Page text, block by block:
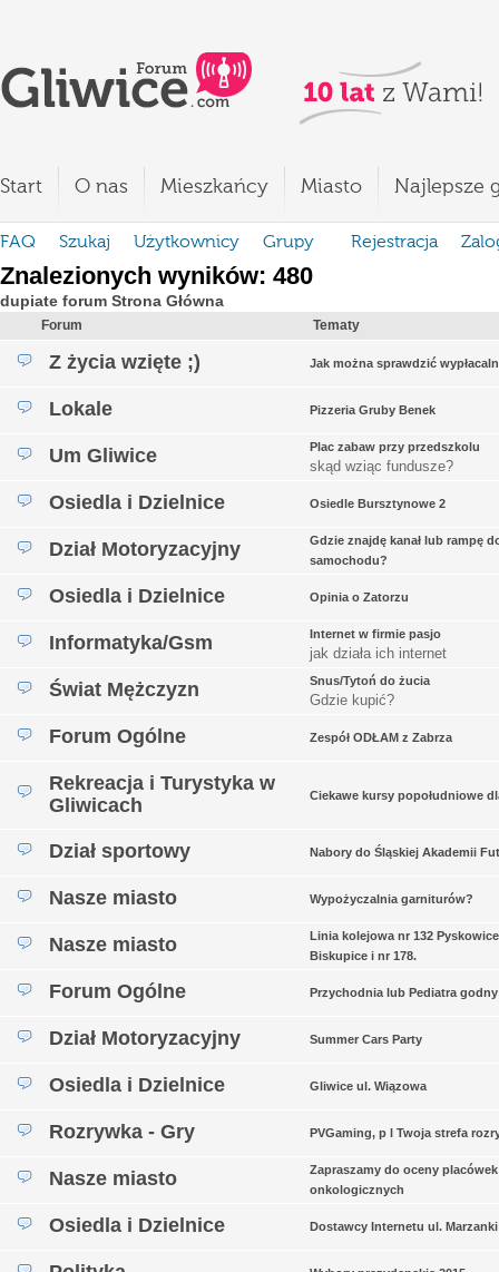
Start O nas Mieszkańcy Miasto Najlepsze
FAQ Szukaj Użytkownicy Grupy Rejestracja
Znalezionych wyników: 480
dupiate forum Strona Główna
Forum Tematy
Z życia wzięte ;) Jak można sprawdzić
Lokale Pizzeria Gruby Benek
Um Gliwice Plac zabaw przy przedszkolu
skąd wziąc fundusze?
Osiedla i Dzielnice Osiedle Bursztynowe 2
Dział Motoryzacyjny
Gdzie znajdę kanał lub rampę
samochodu?
Osiedla i Dzielnice Opinia o Zatorzu
Informatyka/Gsm Internet w firmie pasjo
jak działa ich internet
Świat Mężczyzn Snus/Tytoń do żucia
Gdzie kupić?
Forum Ogólne Zespół ODŁAM z Zabrza
Rekreacja i Turystyka w
Gliwicach
Ciekawe kursy popołudniowe
Dział sportowy Nabory do Śląskiej Akademii
Nasze miasto Wypożyczalnia garniturów?
Nasze miasto
Linia kolejowa nr 132
Biskupice i nr 178.
Forum Ogólne Przychodnia lub Pediatra
Dział Motoryzacyjny Summer Cars Party
Osiedla i Dzielnice Gliwice ul. Wiązowa
Rozrywka - Gry PVGaming, p l Twoja strefa
Nasze miasto
Zapraszamy do oceny placówek
onkologicznych
Osiedla i Dzielnice Dostawcy Internetu ul. Marzanki